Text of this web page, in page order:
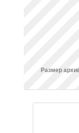
Размер